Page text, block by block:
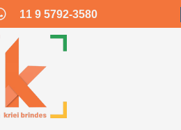
11 9 5792-3580